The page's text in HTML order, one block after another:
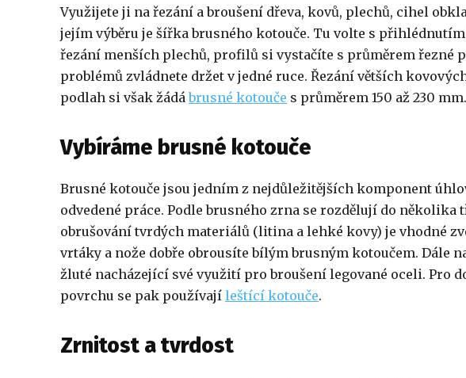
Využijete ji na řezání a broušení dřeva, kovů, plechů, cihel
jejím výběru je šířka brusného kotouče. Tu volte s
řezání menších plechů, profilů si vystačíte s průměrem řezné
problémů zvládnete držet v jedné ruce. Řezání větších
podlah si však žádábrusné kotouče s průměrem 150 až 230 mm.
Vybíráme brusné kotouče
Brusné kotouče jsou jedním z nejdůležitějších komponent
odvedené práce. Podle brusného zrna se rozdělují do několika
obrušování tvrdých materiálů (litina a lehké kovy) je vhodné
vrtáky a nože dobře obrousíte bílým brusným kotoučem. Dále
žluté nacházející své využití pro broušení legované oceli. Pro
povrchu se pak používají leštící kotouče.
Zrnitost a tvrdost